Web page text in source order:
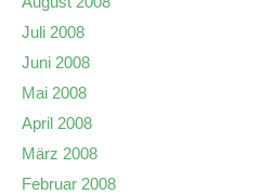
Juli 2008
Juni 2008
Mai 2008
April 2008
März 2008
Februar 2008